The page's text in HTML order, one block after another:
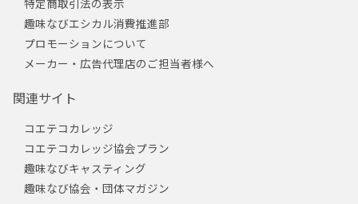
趣味なびエシカル消費推進部
プロモーションについて
メーカー・広告代理店のご担当者様へ
関連サイト
コエテコカレッジ
コエテコカレッジ協会プラン
趣味なびキャスティング
趣味なび協会・団体マガジン